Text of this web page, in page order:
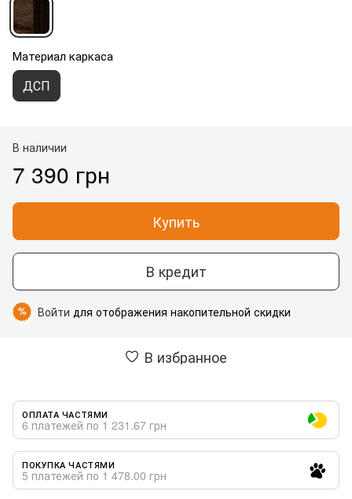
Материал каркаса
ДСП
В наличии
7 390 грн
Купить
В кредит
% Войти для отображения накопительной скидки
В избранное
ОПЛАТА ЧАСТЯМИ
6 платежей по 1 231.67 грн
ПОКУПКА ЧАСТЯМИ
5 платежей по 1 478.00 грн